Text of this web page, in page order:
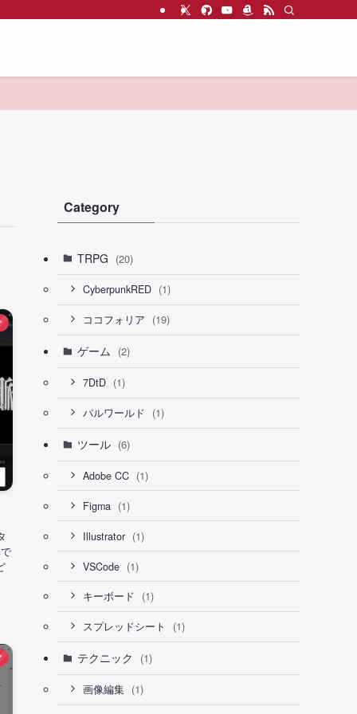
Category
TRPG (20)
CyberpunkRED (1)
ココフォリア (19)
ゲーム (2)
7DtD (1)
パルワールド (1)
ツール (6)
Adobe CC (1)
Figma (1)
Illustrator (1)
VSCode (1)
キーボード (1)
スプレッドシート (1)
テクニック (1)
画像編集 (1)